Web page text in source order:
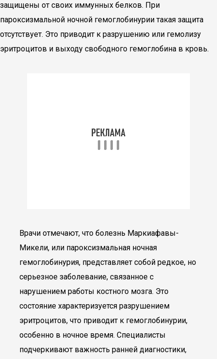
защищены от своих иммунных белков. При
пароксизмальной ночной гемоглобинурии такая защита
отсутствует. Это приводит к разрушению или гемолизу
эритроцитов и выходу свободного гемоглобина в кровь.
Врачи отмечают, что болезнь Маркиафавы-
Микели, или пароксизмальная ночная
гемоглобинурия, представляет собой редкое, но
серьезное заболевание, связанное с
нарушением работы костного мозга. Это
состояние характеризуется разрушением
эритроцитов, что приводит к гемоглобинурии,
особенно в ночное время. Специалисты
подчеркивают важность ранней диагностики,